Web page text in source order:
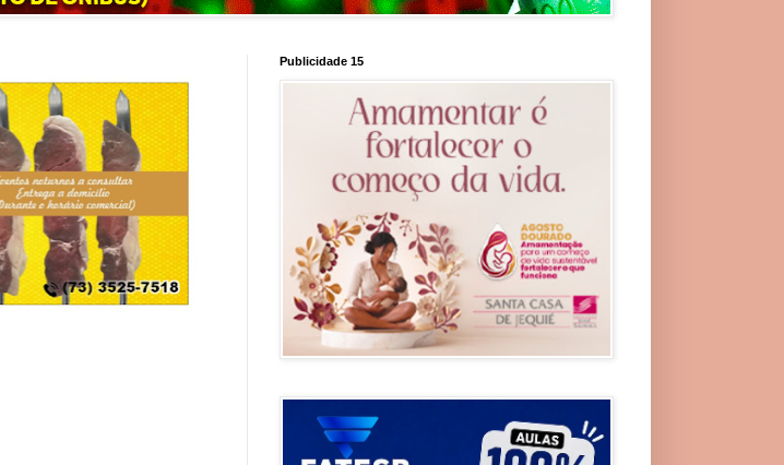
Publicidade 15